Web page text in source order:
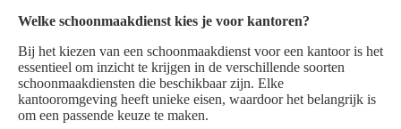
Welke schoonmaakdienst kies je voor kantoren?
Bij het kiezen van een schoonmaakdienst voor een kantoor is het
essentieel om inzicht te krijgen in de verschillende soorten
schoonmaakdiensten die beschikbaar zijn. Elke
kantooromgeving heeft unieke eisen, waardoor het belangrijk is
om een passende keuze te maken.